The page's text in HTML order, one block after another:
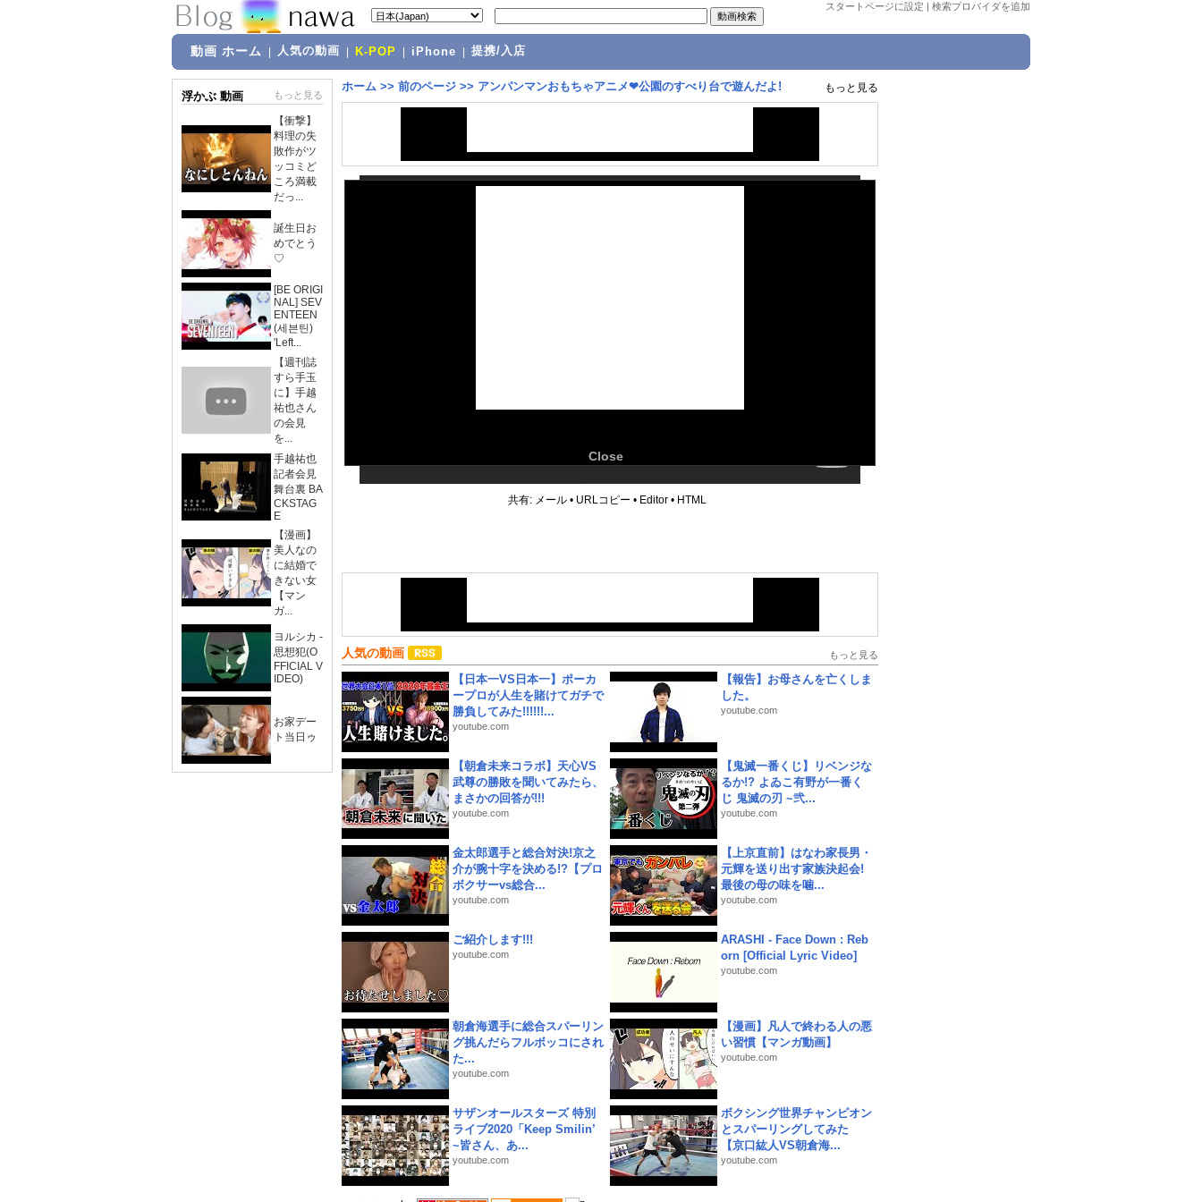
スタートページに設定 | 検索プロバイダを追加
動画 ホーム 人気の動画 K-POP iPhone 提携/入店
浮かぶ 動画 もっと見る
【衝撃】
料理の失
敗作がツ
ッコミど
ころ満載
だっ...
誕生日お
めでとう
♡
[BE ORIGI
NAL] SEV
ENTEEN
(세븐틴)
'Left...
【週刊誌
すら手玉
に】手越
祐也さん
の会見
を...
手越祐也
記者会見
舞台裏 BA
CKSTAG
E
【漫画】
美人なの
に結婚で
きない女
【マン
ガ...
ヨルシカ -
思想犯(O
FFICIAL V
IDEO)
お家デー
ト当日ゥ
ホーム >> 前のページ >> アンパンマンおもちゃアニメ❤公園のすべり台で遊んだよ! もっと見る
Close
共有: メール • URLコピー • Editor • HTML
人気の動画 もっと見る
【日本一VS日本一】ポーカ
ープロが人生を賭けてガチで
勝負してみた!!!!!!...
youtube.com
【報告】お母さんを亡くしま
した。
youtube.com
【朝倉未来コラボ】天心VS
武尊の勝敗を聞いてみたら、
まさかの回答が!!!
youtube.com
【鬼滅一番くじ】リベンジな
るか!? よゐこ有野が一番く
じ 鬼滅の刃 ~弐...
youtube.com
金太郎選手と総合対決!京之
介が腕十字を決める!?【プロ
ボクサーvs総合...
youtube.com
【上京直前】はなわ家長男・
元輝を送り出す家族決起会!
最後の母の味を噛...
youtube.com
ご紹介します!!!
youtube.com
ARASHI - Face Down : Reb
orn [Official Lyric Video]
youtube.com
朝倉海選手に総合スパーリン
グ挑んだらフルボッコにされ
た...
youtube.com
【漫画】凡人で終わる人の悪
い習慣【マンガ動画】
youtube.com
サザンオールスターズ 特別
ライブ2020「Keep Smilin’
~皆さん、あ...
youtube.com
ボクシング世界チャンピオン
とスパーリングしてみた
【京口紘人VS朝倉海...
youtube.com